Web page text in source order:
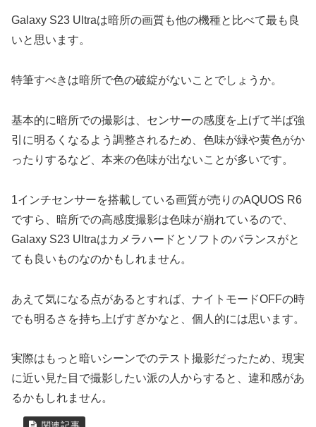
Galaxy S23 Ultraは暗所の画質も他の機種と比べて最も良
いと思います。
特筆すべきは暗所で色の破綻がないことでしょうか。
基本的に暗所での撮影は、センサーの感度を上げて半ば強
引に明るくなるよう調整されるため、色味が緑や黄色がか
ったりするなど、本来の色味が出ないことが多いです。
1インチセンサーを搭載している画質が売りのAQUOS R6
ですら、暗所での高感度撮影は色味が崩れているので、
Galaxy S23 Ultraはカメラハードとソフトのバランスがと
ても良いものなのかもしれません。
あえて気になる点があるとすれば、ナイトモードOFFの時
でも明るさを持ち上げすぎかなと、個人的には思います。
実際はもっと暗いシーンでのテスト撮影だったため、現実
に近い見た目で撮影したい派の人からすると、違和感があ
るかもしれません。